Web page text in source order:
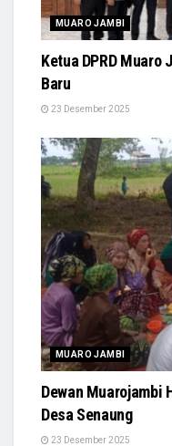
MUARO JAMBI
Ketua DPRD Muaro
Baru
23 Desember 2025
MUARO JAMBI
Dewan Muarojambi
Desa Senaung
23 Desember 2025